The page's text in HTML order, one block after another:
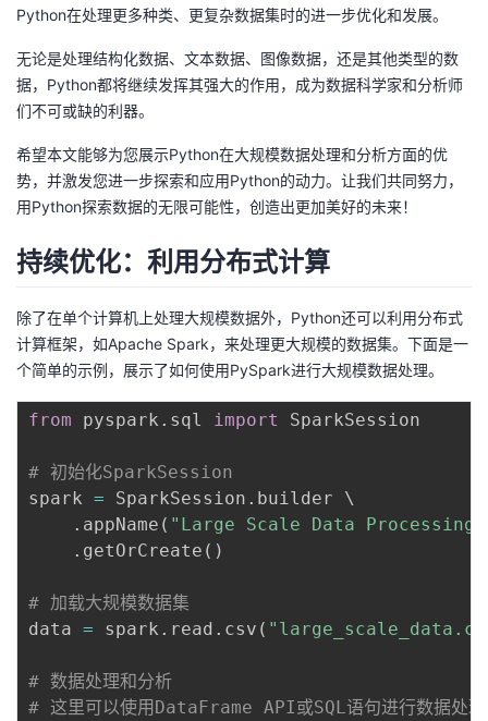
Python在处理更多种类、更复杂数据集时的进一步优化和发展。
无论是处理结构化数据、文本数据、图像数据，还是其他类型的数
据，Python都将继续发挥其强大的作用，成为数据科学家和分析师
们不可或缺的利器。
希望本文能够为您展示Python在大规模数据处理和分析方面的优
势，并激发您进一步探索和应用Python的动力。让我们共同努力，
用Python探索数据的无限可能性，创造出更加美好的未来！
持续优化：利用分布式计算
除了在单个计算机上处理大规模数据外，Python还可以利用分布式
计算框架，如Apache Spark，来处理更大规模的数据集。下面是一
个简单的示例，展示了如何使用PySpark进行大规模数据处理。
from pyspark . sql import SparkSession
# 初始化SparkSession
spark = SparkSession . builder \
. appName ( "Large Scale Data Processing
. getOrCreate ( )
# 加载大规模数据集
data = spark . read . csv (
# 数据处理和分析
# 这里可以使用DataFrame API或SQL语句进行数据处理